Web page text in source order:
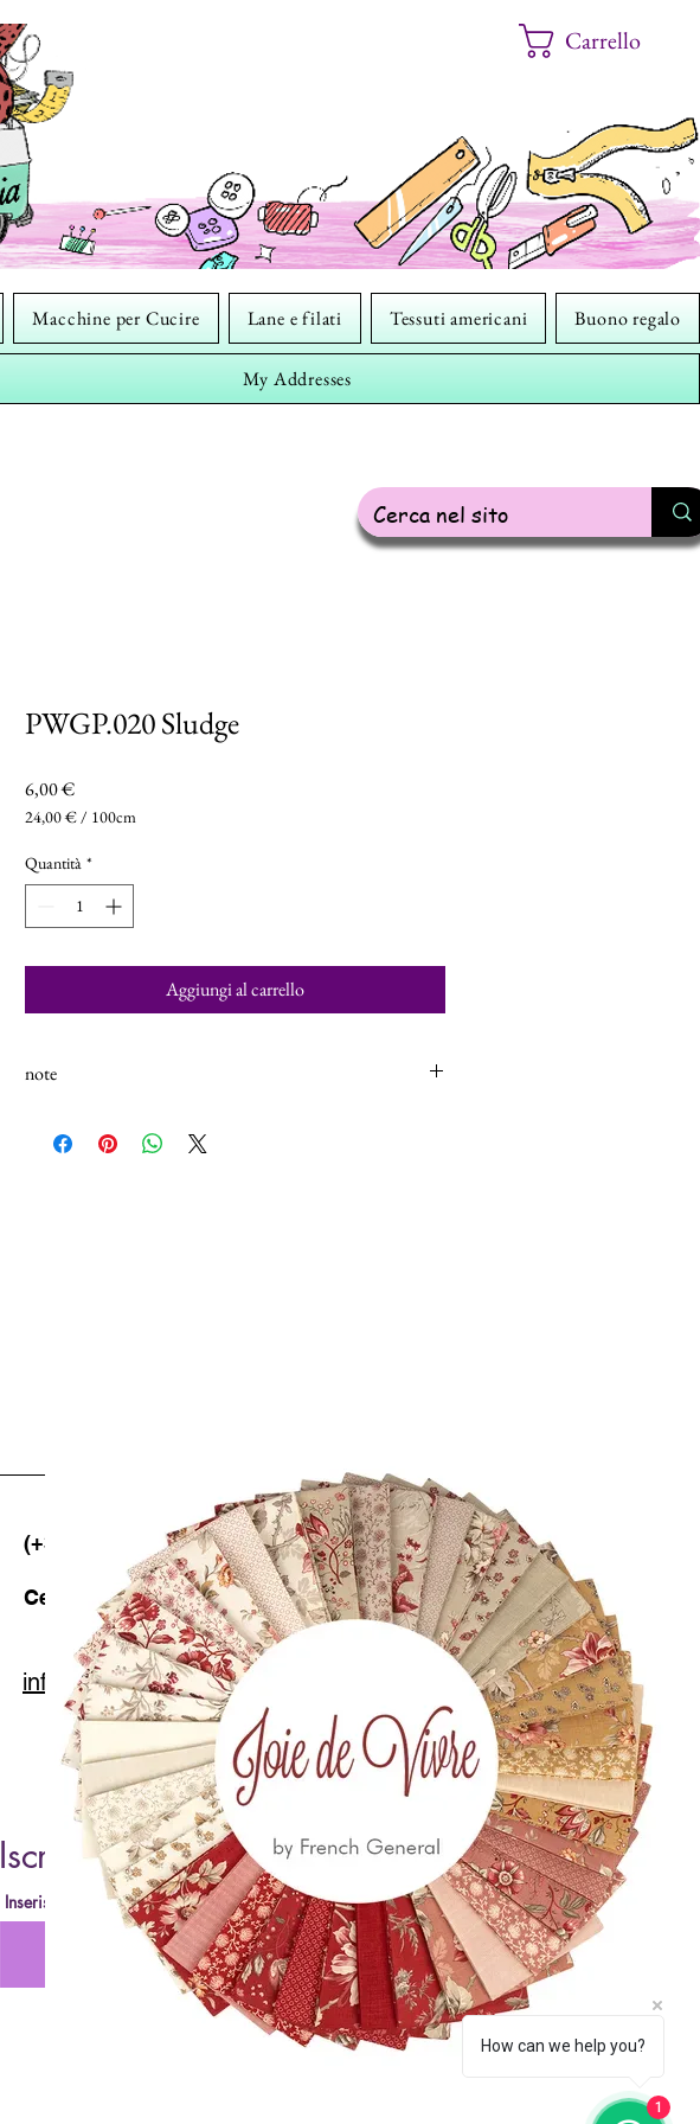
Carrello
Macchine per Cucire Lane e filati Tessuti americani Buono regalo
My Addresses
PWGP.020 Sludge
6,00 €Prezzo
24,00 €/ 100cm
ogni
100
Centimetri
Quantità *
Aggiungi al carrello
note
Selezionando più unità, ti arriverà un unico pezzo multiplo di
(+39) 06 523 510 18
Cell. 347 49 65 650
Via Costantino
Beschi, 13c - ROMA
info@lacartareccia.com
Iscriviti alla Newsletter
Inserisci la tua Email
Iscriviti
How can we help you?
1